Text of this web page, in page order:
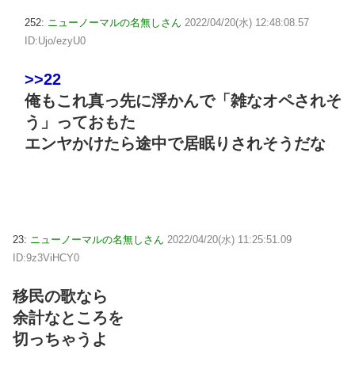
252: ニューノーマルの名無しさん 2022/04/20(水) 12:48:08.57
ID:Ujo/ezyU0
>>22
俺もこれ真っ先に浮かんで「雑なオペされそ
う」っておもた
エンヤかけたら途中で居眠りされそうだな
23: ニューノーマルの名無しさん 2022/04/20(水) 11:25:51.09
ID:9z3ViHCY0
移民の歌なら
余計なところを
切っちゃうよ